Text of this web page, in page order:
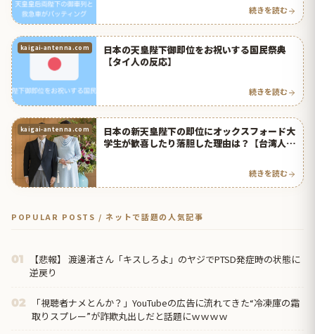
続きを読む
kaigai-antenna.com
日本の天皇陛下御即位をお祝いする国民祭典
【タイ人の反応】
続きを読む
kaigai-antenna.com
日本の新天皇陛下の即位にオックスフォード大
学生が歓喜したり落胆した理由は？【台湾人の
続きを読む
POPULAR POSTS / ネットで話題の人気記事
01
【悲報】 渡邊渚さん「キスしろよ」のヤジでPTSD発症時の状態に
逆戻り
02
「視聴者ナメとんか？」YouTubeの広告に流れてきた“冷凍庫の霜
取りスプレー”が詐欺丸出しだと話題にｗｗｗｗ